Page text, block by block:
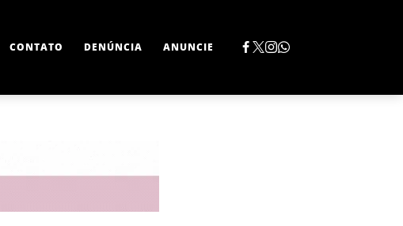
CONTATO DENÚNCIA ANUNCIE